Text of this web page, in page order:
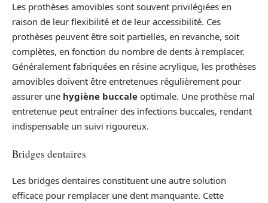
Les prothèses amovibles sont souvent privilégiées en
raison de leur flexibilité et de leur accessibilité. Ces
prothèses peuvent être soit partielles, en revanche, soit
complètes, en fonction du nombre de dents à remplacer.
Généralement fabriquées en résine acrylique, les prothèses
amovibles doivent être entretenues régulièrement pour
assurer une hygiène buccale optimale. Une prothèse mal
entretenue peut entraîner des infections buccales, rendant
indispensable un suivi rigoureux.
Bridges dentaires
Les bridges dentaires constituent une autre solution
efficace pour remplacer une dent manquante. Cette